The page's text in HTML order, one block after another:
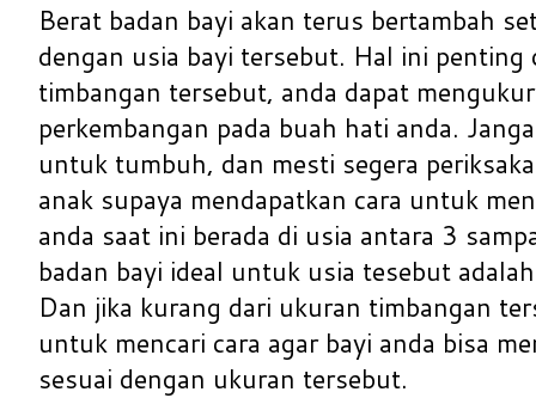
Berat badan bayi akan terus bertambah
dengan usia bayi tersebut. Hal ini penting
timbangan tersebut, anda dapat
perkembangan pada buah hati anda.
untuk tumbuh, dan mesti segera
anak supaya mendapatkan cara untuk
anda saat ini berada di usia antara 3
badan bayi ideal untuk usia tesebut
Dan jika kurang dari ukuran timbangan
untuk mencari cara agar bayi anda bisa
sesuai dengan ukuran tersebut.